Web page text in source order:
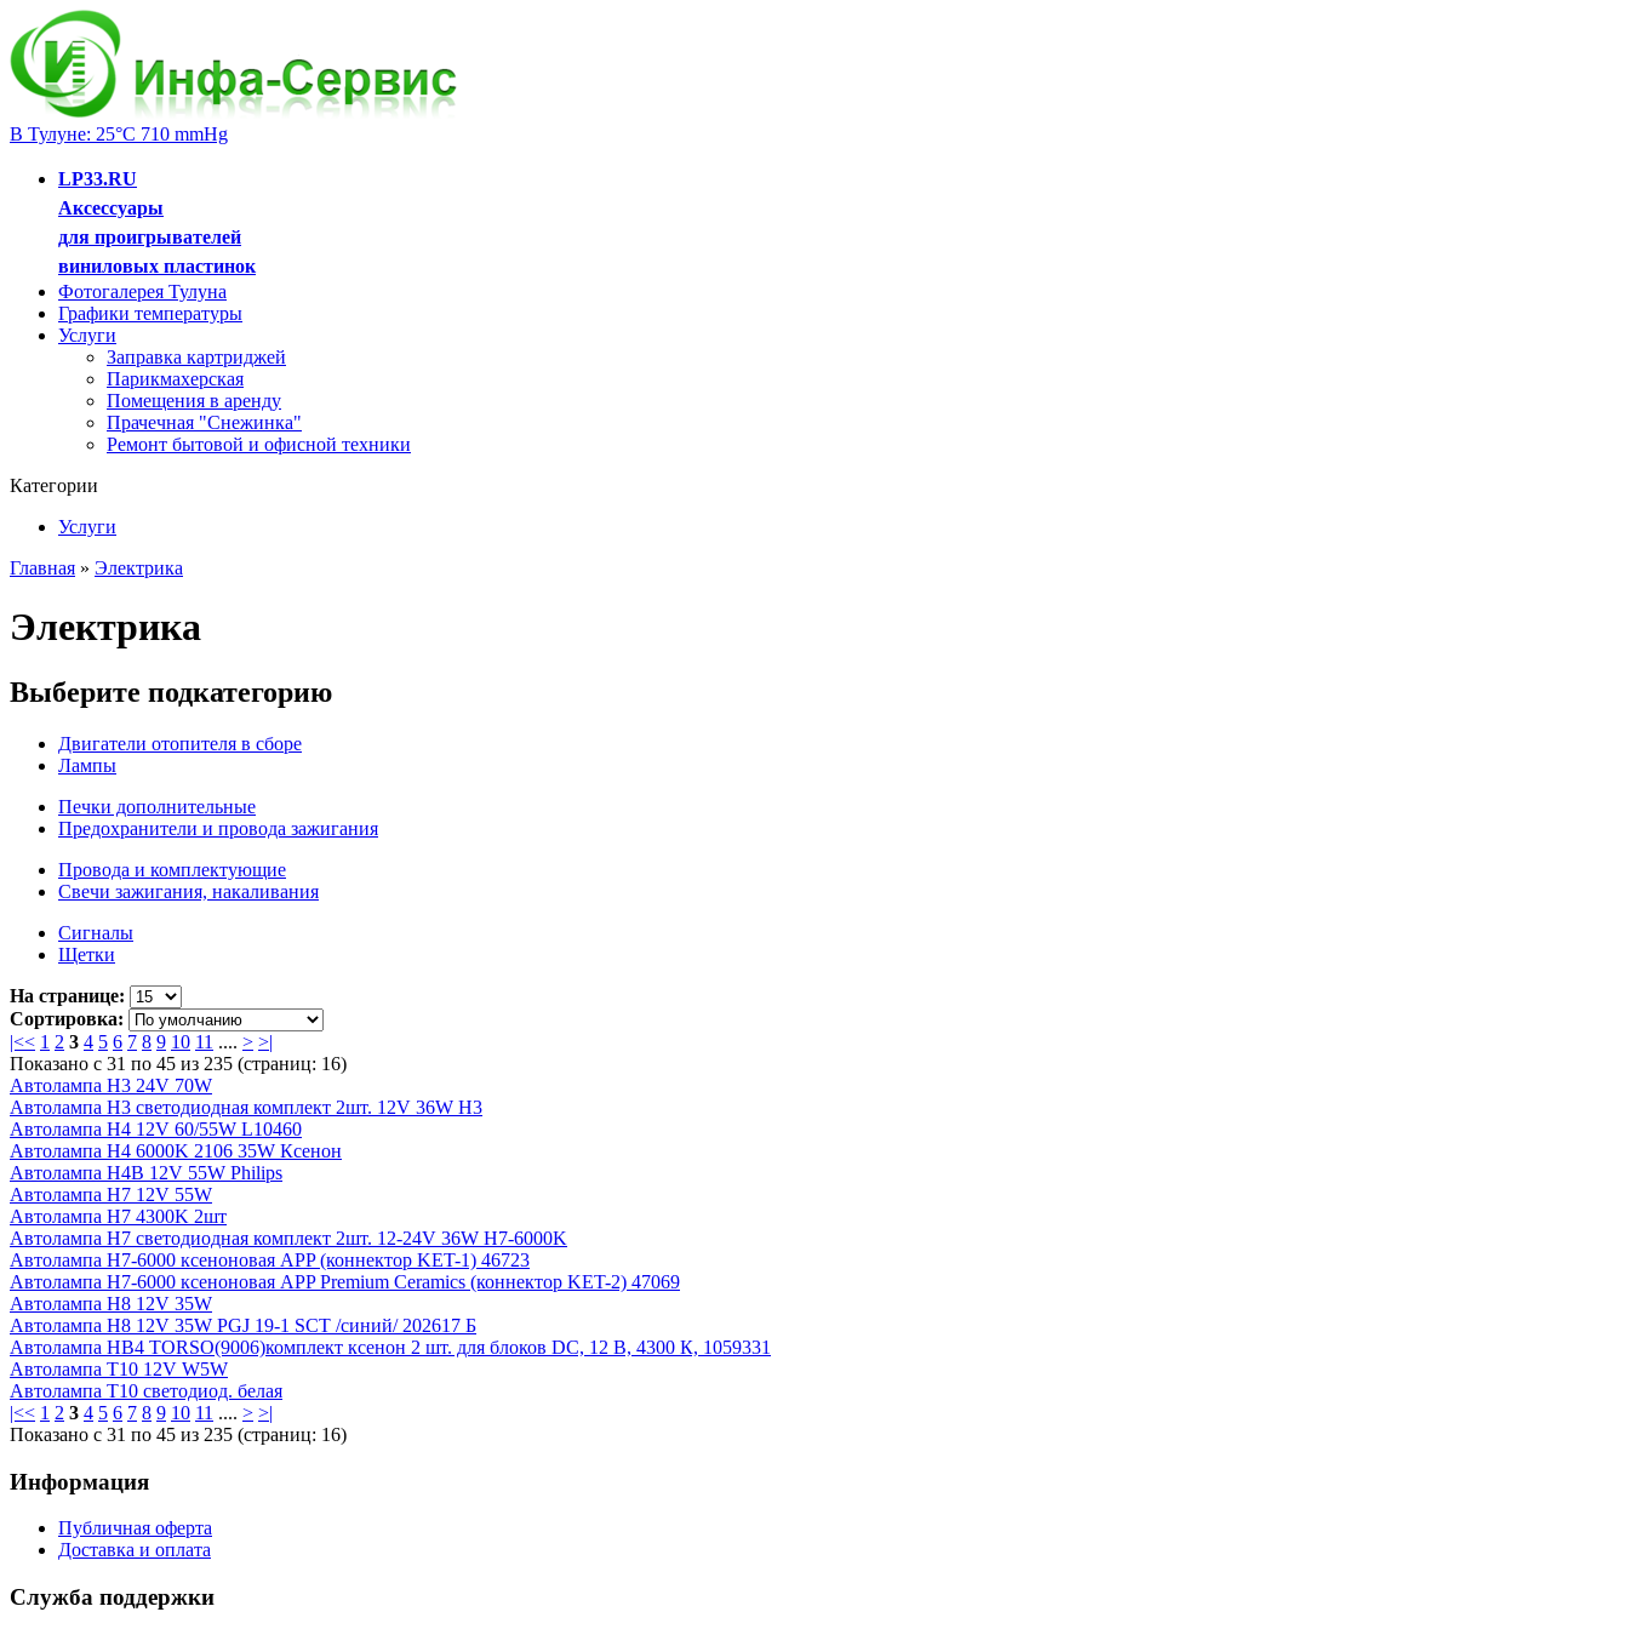
В Тулуне: 25°C 710 mmHg
LP33.RU
Аксессуары
для проигрывателей
виниловых пластинок
Фотогалерея Тулуна
Графики температуры
Услуги
Заправка картриджей
Парикмахерская
Помещения в аренду
Прачечная "Снежинка"
Ремонт бытовой и офисной техники
Категории
Услуги
Главная » Электрика
Электрика
Выберите подкатегорию
Двигатели отопителя в сборе
Лампы
Печки дополнительные
Предохранители и провода зажигания
Провода и комплектующие
Свечи зажигания, накаливания
Сигналы
Щетки
На странице:
Сортировка:
|<< 1 2 3 4 5 6 7 8 9 10 11 .... > >|
Показано с 31 по 45 из 235 (страниц: 16)
Автолампа H3 24V 70W
Автолампа H3 светодиодная комплект 2шт. 12V 36W H3
Автолампа H4 12V 60/55W L10460
Автолампа H4 6000K 2106 35W Ксенон
Автолампа H4В 12V 55W Philips
Автолампа H7 12V 55W
Автолампа H7 4300K 2шт
Автолампа H7 светодиодная комплект 2шт. 12-24V 36W H7-6000K
Автолампа H7-6000 ксеноновая APP (коннектор KET-1) 46723
Автолампа H7-6000 ксеноновая APP Premium Ceramics (коннектор KET-2) 47069
Автолампа H8 12V 35W
Автолампа H8 12V 35W PGJ 19-1 SCT /синий/ 202617 Б
Автолампа HB4 TORSO(9006)комплект ксенон 2 шт. для блоков DC, 12 В, 4300 К, 1059331
Автолампа T10 12V W5W
Автолампа T10 светодиод. белая
|<< 1 2 3 4 5 6 7 8 9 10 11 .... > >|
Показано с 31 по 45 из 235 (страниц: 16)
Информация
Публичная оферта
Доставка и оплата
Служба поддержки